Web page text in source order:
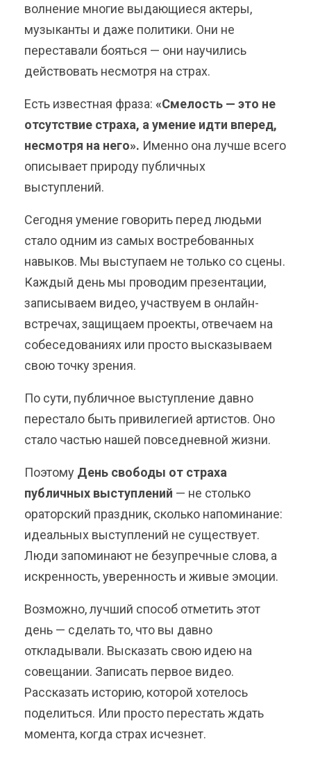
волнение многие выдающиеся актеры,
музыканты и даже политики. Они не
переставали бояться — они научились
действовать несмотря на страх.
Есть известная фраза: «Смелость — это не
отсутствие страха, а умение идти вперед,
несмотря на него». Именно она лучше всего
описывает природу публичных
выступлений.
Сегодня умение говорить перед людьми
стало одним из самых востребованных
навыков. Мы выступаем не только со сцены.
Каждый день мы проводим презентации,
записываем видео, участвуем в онлайн-
встречах, защищаем проекты, отвечаем на
собеседованиях или просто высказываем
свою точку зрения.
По сути, публичное выступление давно
перестало быть привилегией артистов. Оно
стало частью нашей повседневной жизни.
Поэтому День свободы от страха
публичных выступлений — не столько
ораторский праздник, сколько напоминание:
идеальных выступлений не существует.
Люди запоминают не безупречные слова, а
искренность, уверенность и живые эмоции.
Возможно, лучший способ отметить этот
день — сделать то, что вы давно
откладывали. Высказать свою идею на
совещании. Записать первое видео.
Рассказать историю, которой хотелось
поделиться. Или просто перестать ждать
момента, когда страх исчезнет.